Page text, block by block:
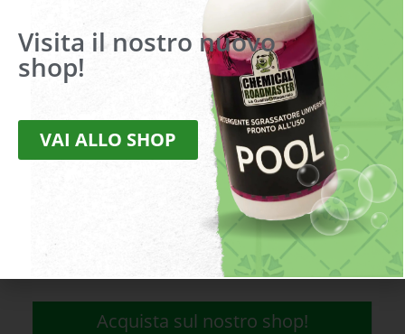
Acquista sul nostro shop!
Dichiaro di aver preso visione della
Privacy Policy(obbligatorio).
Accetto di ricevere promozioni e sconti
INVIA RICHIESTA
indica un campo obbligatorio.
Visita il nostro nuovo
shop!
VAI ALLO SHOP